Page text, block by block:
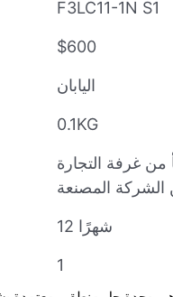
F3LC11-1N S1
$600
اليابان
0.1KG
من غرفة التجارة
الشركة المصنعة
12 شهرًا
1